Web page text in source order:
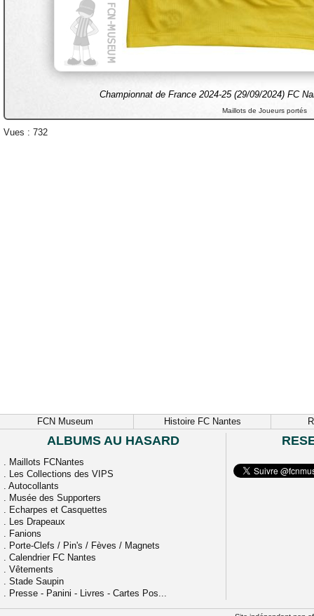
Championnat de France 2024-25 (29/09/2024) FC
Maillots de Joueurs portés
Vues : 732
FCN Museum Histoire FC Nantes
ALBUMS AU HASARD
. Maillots FCNantes
. Les Collections des VIPS
. Autocollants
. Musée des Supporters
. Echarpes et Casquettes
. Les Drapeaux
. Fanions
. Porte-Clefs / Pin's / Fèves / Magnets
. Calendrier FC Nantes
. Vêtements
. Stade Saupin
. Presse - Panini - Livres - Cartes Pos...